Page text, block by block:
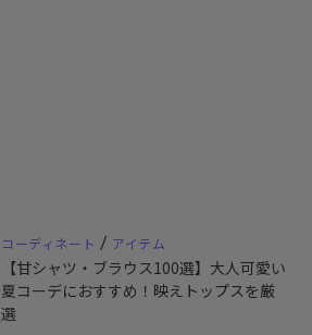
コーディネート / アイテム
【甘シャツ・ブラウス100選】大人可愛い
夏コーデにおすすめ！映えトップスを厳
選